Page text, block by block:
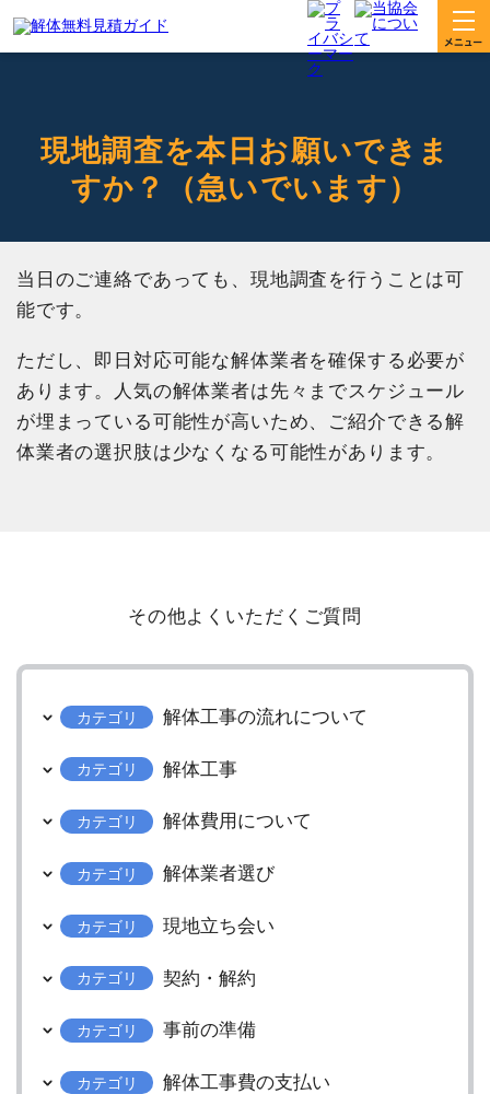
現地調査を本日お願いできま
すか？（急いでいます）
当日のご連絡であっても、現地調査を行うことは可
能です。
ただし、即日対応可能な解体業者を確保する必要が
あります。人気の解体業者は先々までスケジュール
が埋まっている可能性が高いため、ご紹介できる解
体業者の選択肢は少なくなる可能性があります。
その他よくいただくご質問
カテゴリ 解体工事の流れについて
カテゴリ 解体工事
カテゴリ 解体費用について
カテゴリ 解体業者選び
カテゴリ 現地立ち会い
カテゴリ 契約・解約
カテゴリ 事前の準備
カテゴリ 解体工事費の支払い